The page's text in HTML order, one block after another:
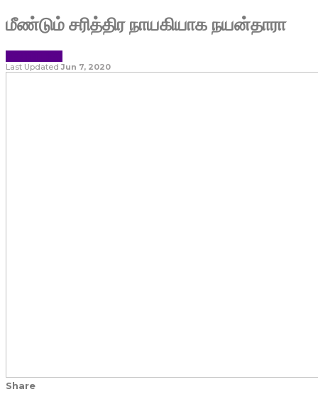
மீண்டும் சரித்திர நாயகியாக நயன்தாரா
Last Updated Jun 7, 2020
Share